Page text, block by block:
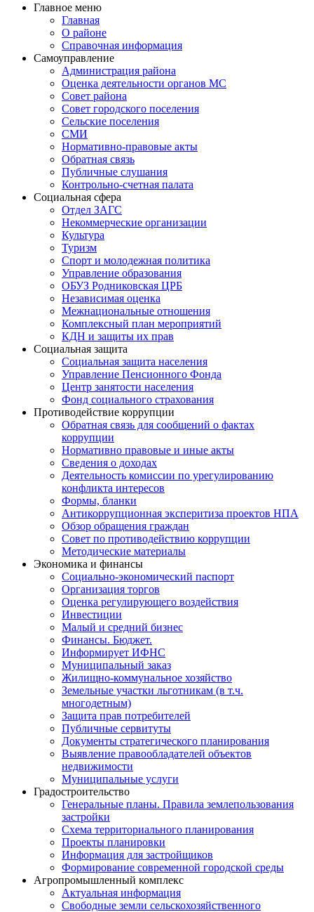
Главное меню
Главная
О районе
Справочная информация
Самоуправление
Администрация района
Оценка деятельности органов МС
Совет района
Совет городского поселения
Сельские поселения
СМИ
Нормативно-правовые акты
Обратная связь
Публичные слушания
Контрольно-счетная палата
Социальная сфера
Отдел ЗАГС
Некоммерческие организации
Культура
Туризм
Спорт и молодежная политика
Управление образования
ОБУЗ Родниковская ЦРБ
Независимая оценка
Межнациональные отношения
Комплексный план мероприятий
КДН и защиты их прав
Социальная защита
Социальная защита населения
Управление Пенсионного Фонда
Центр занятости населения
Фонд социального страхования
Противодействие коррупции
Обратная связь для сообщений о фактах
коррупции
Нормативно правовые и иные акты
Сведения о доходах
Деятельность комиссии по урегулированию
конфликта интересов
Формы, бланки
Антикоррупционная эксперитиза проектов НПА
Обзор обращения граждан
Совет по противодействию коррупции
Методические материалы
Экономика и финансы
Социально-экономический паспорт
Организация торгов
Оценка регулирующего воздействия
Инвестиции
Малый и средний бизнес
Финансы. Бюджет.
Информирует ИФНС
Муниципальный заказ
Жилищно-коммунальное хозяйство
Земельные участки льготникам (в т.ч.
многодетным)
Защита прав потребителей
Публичные сервитуты
Документы стратегического планирования
Выявление правообладателей объектов
недвижимости
Муниципальные услуги
Градостроительство
Генеральные планы. Правила землепользования
застройки
Схема территориального планирования
Проекты планировки
Информация для застройщиков
Формирование современной городской среды
Агропромышленный комплекс
Актуальная информация
Свободные земли сельскохозяйственного